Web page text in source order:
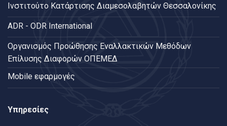
Ινστιτούτο Κατάρτισης Διαμεσολαβητών Θεσσαλονίκης
ADR - ODR International
Oργανισμός Προώθησης Εναλλακτικών Μεθόδων
Επίλυσης Διαφορών ΟΠΕΜΕΔ
Mobile εφαρμογές
Υπηρεσίες